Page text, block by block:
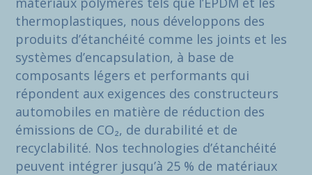
thermoplastiques, nous développons des
produits d’étanchéité comme les joints et les
systèmes d’encapsulation, à base de
composants légers et performants qui
répondent aux exigences des constructeurs
automobiles en matière de réduction des
émissions de CO₂, de durabilité et de
recyclabilité. Nos technologies d’étanchéité
peuvent intégrer jusqu’à 25 % de matériaux